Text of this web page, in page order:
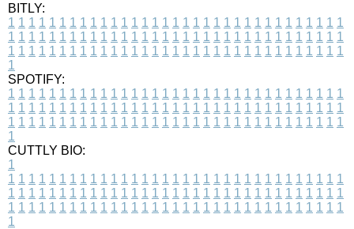
BITLY:
1 1 1 1 1 1 1 1 1 1 1 1 1 1 1 1 1 1 1 1 1 1 1 1 1 1 1 1 1 1 1 1 1
1 1 1 1 1 1 1 1 1 1 1 1 1 1 1 1 1 1 1 1 1 1 1 1 1 1 1 1 1 1 1 1 1
1 1 1 1 1 1 1 1 1 1 1 1 1 1 1 1 1 1 1 1 1 1 1 1 1 1 1 1 1 1 1 1 1
1
SPOTIFY:
1 1 1 1 1 1 1 1 1 1 1 1 1 1 1 1 1 1 1 1 1 1 1 1 1 1 1 1 1 1 1 1 1
1 1 1 1 1 1 1 1 1 1 1 1 1 1 1 1 1 1 1 1 1 1 1 1 1 1 1 1 1 1 1 1 1
1 1 1 1 1 1 1 1 1 1 1 1 1 1 1 1 1 1 1 1 1 1 1 1 1 1 1 1 1 1 1 1 1
1
CUTTLY BIO:
1
1 1 1 1 1 1 1 1 1 1 1 1 1 1 1 1 1 1 1 1 1 1 1 1 1 1 1 1 1 1 1 1 1
1 1 1 1 1 1 1 1 1 1 1 1 1 1 1 1 1 1 1 1 1 1 1 1 1 1 1 1 1 1 1 1 1
1 1 1 1 1 1 1 1 1 1 1 1 1 1 1 1 1 1 1 1 1 1 1 1 1 1 1 1 1 1 1 1 1
1